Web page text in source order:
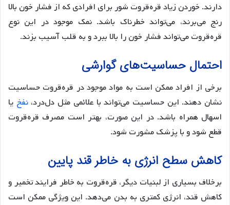
دارند. خوردن زیاد قره‌قروت شور برای افرادی که از فشار خون بالا
رنج می‌برند، می‌تواند خطرناک باشد. نمک موجود در این نوع
قره‌قروت می‌تواند فشار خون را بالا ببرد و به قلب آسیب بزند.
احتمال حساسیت‌های گوارشی
برخی از افراد ممکن است به مواد موجود در قره‌قروت حساسیت
نشان دهند. این حساسیت می‌تواند با علائمی مثل دل‌درد،نفخ یا
اسهال همراه باشد. در این صورت، بهتر است مصرف قره‌قروت
قطع شود و با پزشک مشورت شود.
کاهش سطح انرژی به خاطر قند پایین
برخلاف بسیاری از لبنیات دیگر، قره‌قروت به خاطر فرایند تخمیر و
کاهش قند، انرژی کمتری به بدن می‌دهد. این ویژگی ممکن است